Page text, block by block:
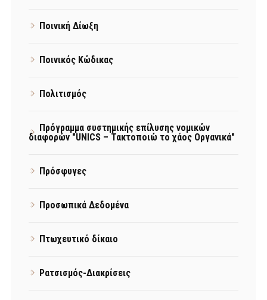
Ποινική Δίωξη
Ποινικός Κώδικας
Πολιτισμός
Πρόγραμμα συστημικής επίλυσης νομικών
διαφορών "UNICS – Τακτοποιώ το χάος Οργανικά"
Πρόσφυγες
Προσωπικά Δεδομένα
Πτωχευτικό δίκαιο
Ρατσισμός-Διακρίσεις